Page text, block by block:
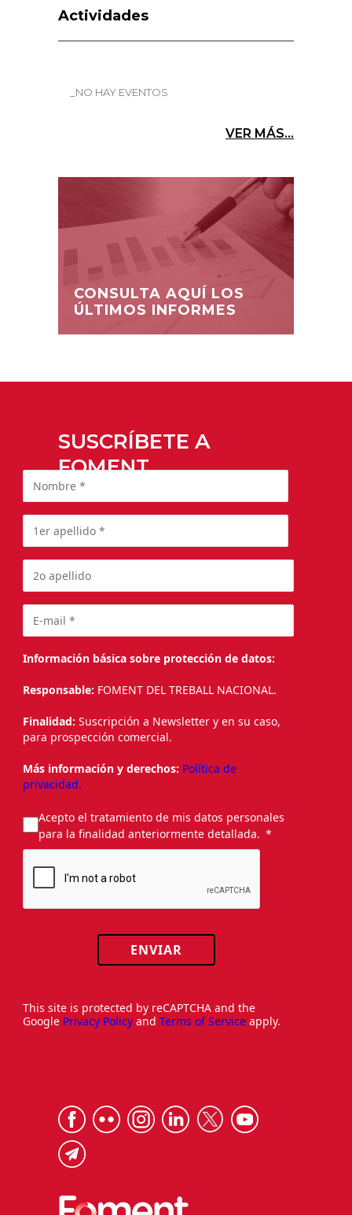
Actividades
_NO HAY EVENTOS
VER MÁS...
CONSULTA AQUÍ LOS
ÚLTIMOS INFORMES
SUSCRÍBETE A
FOMENT
Información básica sobre protección de datos:
Responsable: FOMENT DEL TREBALL NACIONAL.
Finalidad: Suscripción a Newsletter y en su caso,
para prospección comercial.
Más información y derechos: Política de
privacidad.
Acepto el tratamiento de mis datos personales
para la finalidad anteriormente detallada.
ENVIAR
This site is protected by reCAPTCHA and the
Google Privacy Policy and Terms of Service apply.